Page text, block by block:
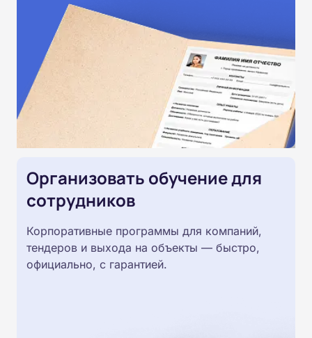
Организовать обучение для
сотрудников
Корпоративные программы для компаний,
тендеров и выхода на объекты — быстро,
официально, с гарантией.